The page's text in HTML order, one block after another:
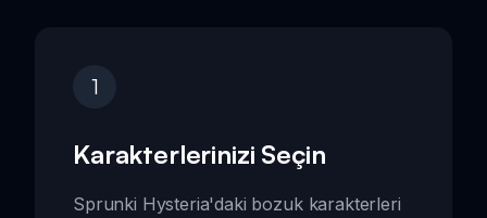
1
Karakterlerinizi Seçin
Sprunki Hysteria'daki bozuk karakterleri